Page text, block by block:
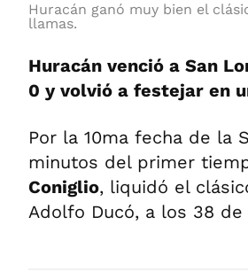
Huracán ganó muy bien el
llamas.
Huracán venció a San
0 y volvió a festejar en
Por la 10ma fecha de la
minutos del primer
Coniglio, liquidó el
Adolfo Ducó, a los 38